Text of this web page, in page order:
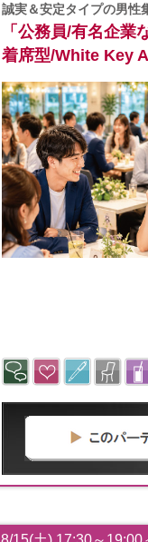
誠実＆安定タイプの男性
「公務員/有名企業
着席型/White Key